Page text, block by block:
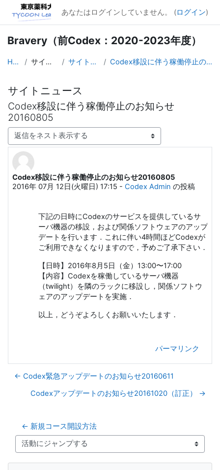
メインコンテンツへスキップする
あなたはログインしていません。 (ログイン)
Bravery（前Codex：2020-2023年度）
Home サイトページ サイトニュース Codex移設に伴う稼働停止のお知らせ20160805
サイトニュース
Codex移設に伴う稼働停止のお知らせ
20160805
表示モード
Codex移設に伴う稼働停止のお知らせ20160805
2016年 07月 12日(火曜日) 17:15 - Codex Admin の投稿
返信数: 0
下記の日時にCodexのサービスを提供しているサ
ーバ機器の移設，および関係ソフトウェアのアップ
デートを行います．これに伴い4時間ほどCodexが
ご利用できなくなりますので，予めご了承下さい．
【日時】2016年8月5日（金）13:00〜17:00
【内容】Codexを稼働しているサーバ機器
（twilight）を隣のラックに移設し，関係ソフトウ
ェアのアップデートを実施．
以上，どうぞよろしくお願いいたします．
パーマリンク
← Codex緊急アップデートのお知らせ20160611
Codexアップデートのお知らせ20161020（訂正） →
← 新規コース開設方法
活動にジャンプする